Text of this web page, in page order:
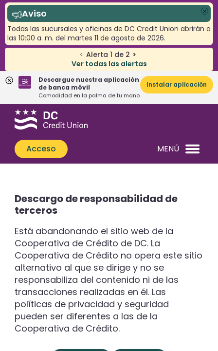
< Alerta 1 de 2 >
Ver todas las alertas
Aviso
Todas las sucursales y oficinas de DC Credit Union abrirán a
las 10:00 a. m. del martes 11 de agosto de 2026.
Descargue nuestra aplicación
de banca móvil
Comodidad en la palma de tu mano
Instalar aplicación
Saltar
Saltar
sesión
web
¿Qué
podemos
ayudarle
a
Acceso MENÚ
Descargo de responsabilidad de
terceros
Está abandonando el sitio web de la
Cooperativa de Crédito de DC. La
Cooperativa de Crédito no opera este sitio
alternativo al que se dirige y no se
responsabiliza del contenido ni de las
transacciones realizadas en él. Las
políticas de privacidad y seguridad
pueden ser diferentes a las de la
Cooperativa de Crédito.